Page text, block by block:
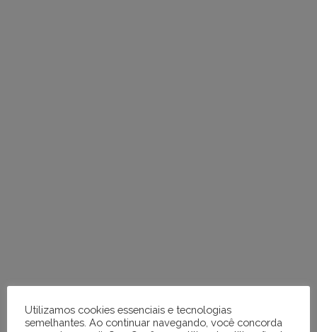
Utilizamos cookies essenciais e tecnologias
semelhantes. Ao continuar navegando, você concorda